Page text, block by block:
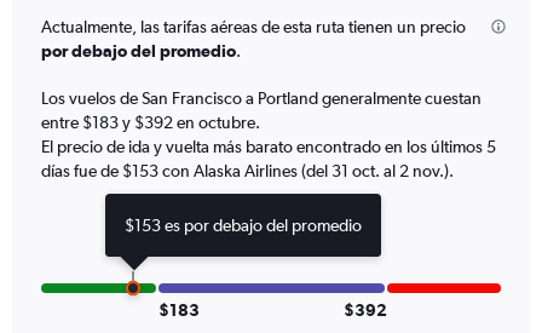
categories.
The
has
2
Y
axes
displaying
Number
Actualmente, las tarifas aéreas de esta ruta tienen un precio
por debajo del promedio.
Los vuelos de San Francisco a Portland generalmente cuestan
entre $183 y $392 en octubre.
El precio de ida y vuelta más barato encontrado en los últimos 5
días fue de $153 con Alaska Airlines (del 31 oct. al 2 nov.).
$183 $392
$153 es por debajo del promedio